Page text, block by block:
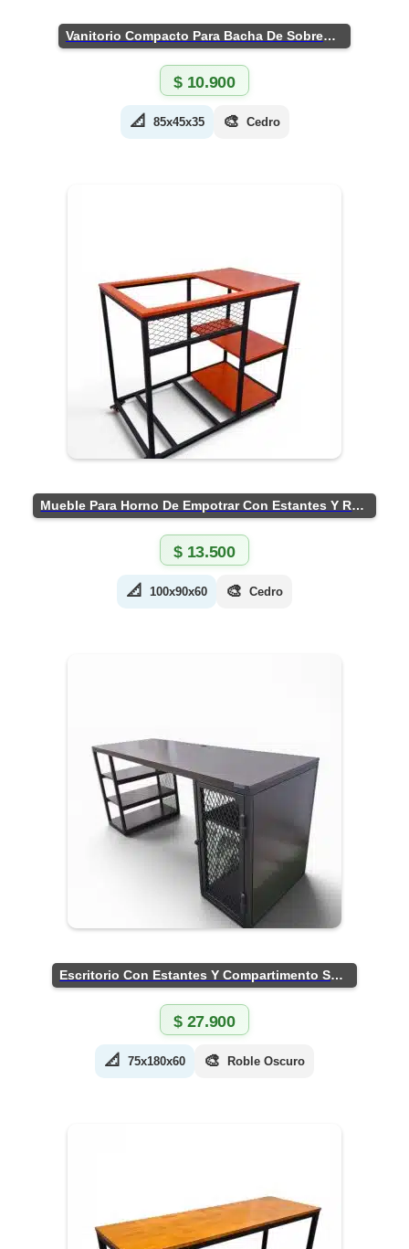
Vanitorio Compacto Para Bacha De Sobreponer
$10.900
📐 85x45x35 🎨 Cedro
Mueble Para Horno De Empotrar Con Estantes Y Ruedas
$13.500
📐 100x90x60 🎨 Cedro
Escritorio Con Estantes Y Compartimento Seguro
$27.900
📐 75x180x60 🎨 Roble Oscuro